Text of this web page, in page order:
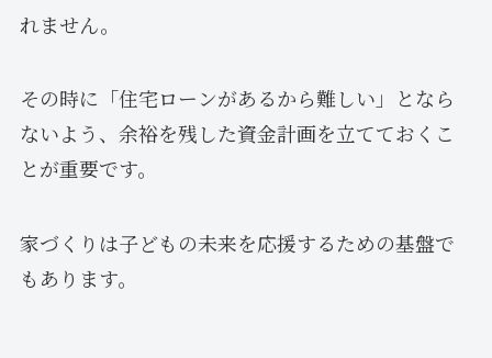
れません。
その時に「住宅ローンがあるから難しい」となら
ないよう、余裕を残した資金計画を立てておくこ
とが重要です。
家づくりは子どもの未来を応援するための基盤で
もあります。